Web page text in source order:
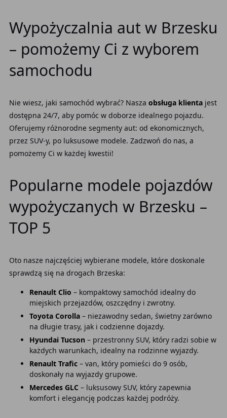
Wypożyczalnia aut w Brzesku
– pomożemy Ci z wyborem
samochodu
Nie wiesz, jaki samochód wybrać? Nasza obsługa klientajest
dostępna 24/7, aby pomóc w doborze idealnego pojazdu.
Oferujemy różnorodne segmenty aut: od ekonomicznych,
przez SUV-y, po luksusowe modele. Zadzwoń do nas, a
pomożemy Ci w każdej kwestii!
Popularne modele pojazdów
wypożyczanych w Brzesku –
TOP 5
Oto nasze najczęściej wybierane modele, które doskonale
sprawdzą się na drogach Brzeska:
Renault Clio – kompaktowy samochód idealny do
miejskich przejazdów, oszczędny i zwrotny.
Toyota Corolla– niezawodny sedan, świetny zarówno
na długie trasy, jak i codzienne dojazdy.
Hyundai Tucson – przestronny SUV, który radzi sobie w
każdych warunkach, idealny na rodzinne wyjazdy.
Renault Trafic– van, który pomieści do 9 osób,
doskonały na wyjazdy grupowe.
Mercedes GLC – luksusowy SUV, który zapewnia
komfort i elegancję podczas każdej podróży.